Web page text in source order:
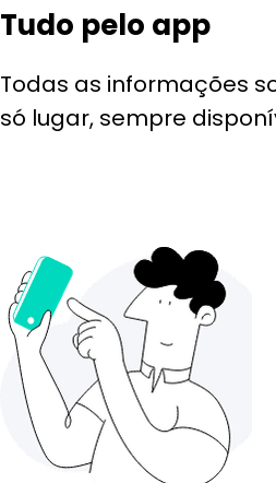
Tudo pelo app
Todas as informações
só lugar, sempre